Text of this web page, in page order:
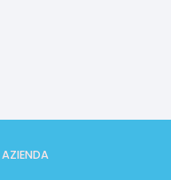
AZIENDA